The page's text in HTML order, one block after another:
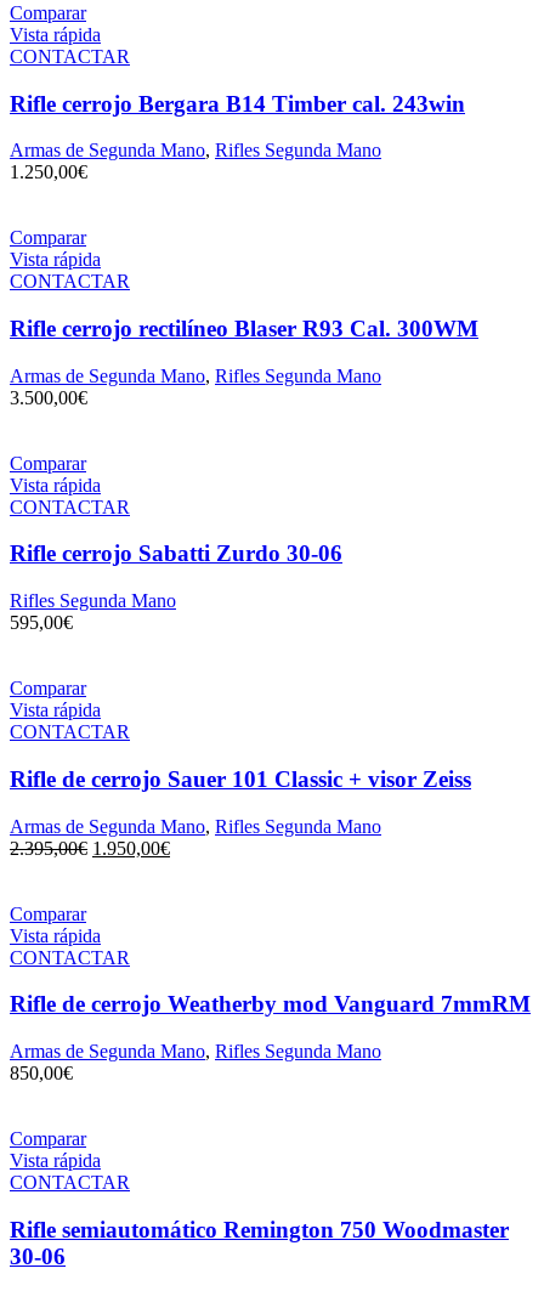
Comparar
Vista rápida
CONTACTAR
Rifle cerrojo Bergara B14 Timber cal. 243win
Armas de Segunda Mano, Rifles Segunda Mano
1.250,00€
Comparar
Vista rápida
CONTACTAR
Rifle cerrojo rectilíneo Blaser R93 Cal. 300WM
Armas de Segunda Mano, Rifles Segunda Mano
3.500,00€
Comparar
Vista rápida
CONTACTAR
Rifle cerrojo Sabatti Zurdo 30-06
Rifles Segunda Mano
595,00€
Comparar
Vista rápida
CONTACTAR
Rifle de cerrojo Sauer 101 Classic + visor Zeiss
Armas de Segunda Mano, Rifles Segunda Mano
2.395,00€ 1.950,00€
Comparar
Vista rápida
CONTACTAR
Rifle de cerrojo Weatherby mod Vanguard 7mmRM
Armas de Segunda Mano, Rifles Segunda Mano
850,00€
Comparar
Vista rápida
CONTACTAR
Rifle semiautomático Remington 750 Woodmaster
30-06